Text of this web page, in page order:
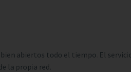
abiertos todo el tiempo. El
la propia red.